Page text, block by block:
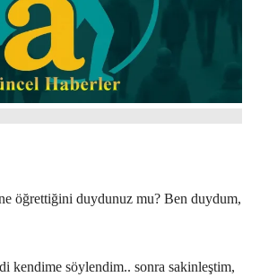
öğrettiğini duydunuz mu? Ben duydum,
kendime söylendim.. sonra sakinleştim,